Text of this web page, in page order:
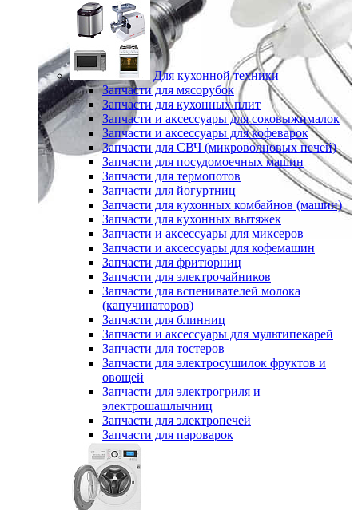
Для кухонной техники
Запчасти для мясорубок
Запчасти для кухонных плит
Запчасти и аксессуары для соковыжималок
Запчасти и аксессуары для кофеварок
Запчасти для СВЧ (микроволновых печей)
Запчасти для посудомоечных машин
Запчасти для термопотов
Запчасти для йогуртниц
Запчасти для кухонных комбайнов (машин)
Запчасти для кухонных вытяжек
Запчасти и аксессуары для миксеров
Запчасти и аксессуары для кофемашин
Запчасти для фритюрниц
Запчасти для электрочайников
Запчасти для вспенивателей молока
(капучинаторов)
Запчасти для блинниц
Запчасти и аксессуары для мультипекарей
Запчасти для тостеров
Запчасти для электросушилок фруктов и
овощей
Запчасти для электрогриля и
электрошашлычниц
Запчасти для электропечей
Запчасти для пароварок